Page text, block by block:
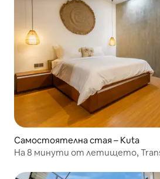
Самостоятелна стая – Kuta
На 8 минути от летището,